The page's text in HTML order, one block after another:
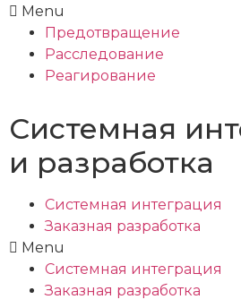
Menu
Предотвращение
Расследование
Реагирование
Системная
и разработка
Системная интеграция
Заказная разработка
Menu
Системная интеграция
Заказная разработка